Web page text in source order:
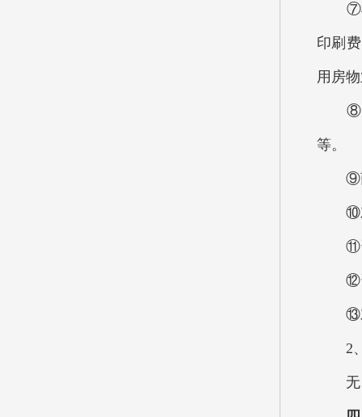
⑦机
印刷
用房
⑧工
等。
⑨商
⑩对
⑪资
⑫资
⑬对
2、
无